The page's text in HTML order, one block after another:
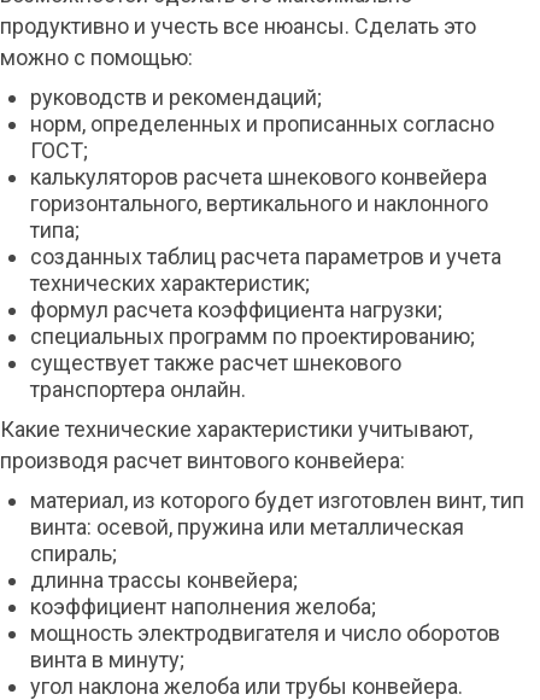
продуктивно и учесть все нюансы. Сделать это
можно с помощью:
руководств и рекомендаций;
норм, определенных и прописанных согласно
ГОСТ;
калькуляторов расчета шнекового конвейера
горизонтального, вертикального и наклонного
типа;
созданных таблиц расчета параметров и учета
технических характеристик;
формул расчета коэффициента нагрузки;
специальных программ по проектированию;
существует также расчет шнекового
транспортера онлайн.
Какие технические характеристики учитывают,
производя расчет винтового конвейера:
материал, из которого будет изготовлен винт, тип
винта: осевой, пружина или металлическая
спираль;
длинна трассы конвейера;
коэффициент наполнения желоба;
мощность электродвигателя и число оборотов
винта в минуту;
угол наклона желоба или трубы конвейера.